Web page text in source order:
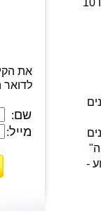
אני רוצה לגעת בנקודה יותר רחבה ויותר גלובאלית. אני רוצה לדבר על איפה שאתם תהיו 10
מוכנים
-
את
לדואר
שם:
מייל: